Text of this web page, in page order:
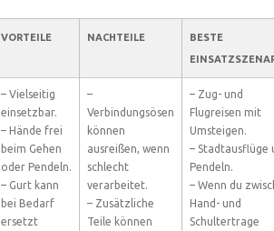
VORTEILE NACHTEILE
BESTE
– Vielseitig
einsetzbar.
– Hände frei
beim Gehen
oder Pendeln.
– Gurt kann
bei Bedarf
ersetzt
–
Verbindungsösen
können
ausreißen, wenn
schlecht
verarbeitet.
– Zusätzliche
Teile können
– Zug- und
Flugreisen mit
Umsteigen.
– Stadtausflüge
Pendeln.
– Wenn du
Hand- und
Schultertrage